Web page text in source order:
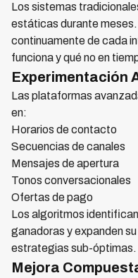
Los sistemas
estáticas durante
continuamente de cada
funciona y qué no en
Experimentación
Las plataformas
en:
Horarios de contacto
Secuencias de canales
Mensajes de apertura
Tonos conversacionales
Ofertas de pago
Los algoritmos
ganadoras y expanden
estrategias sub-óptimas.
Mejora